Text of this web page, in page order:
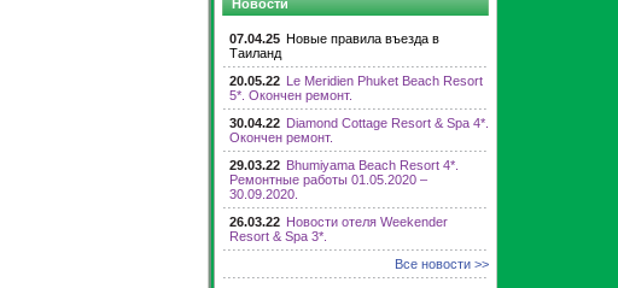
Новости
07.04.25 Новые правила въезда в
Таиланд
20.05.22 Le Meridien Phuket Beach Resort
5*. Окончен ремонт.
30.04.22 Diamond Cottage Resort & Spa 4*.
Окончен ремонт.
29.03.22 Bhumiyama Beach Resort 4*.
Ремонтные работы 01.05.2020 –
30.09.2020.
26.03.22 Новости отеля Weekender
Resort & Spa 3*.
Все новости >>